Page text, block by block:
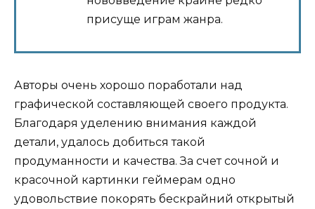
присуще играм жанра.
Авторы очень хорошо поработали над
графической составляющей своего продукта.
Благодаря уделению внимания каждой
детали, удалось добиться такой
продуманности и качества. За счет сочной и
красочной картинки геймерам одно
удовольствие покорять бескрайний открытый